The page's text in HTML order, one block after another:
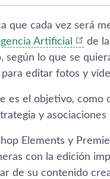
que cada vez será
Artificial
de
según lo que se
editar fotos y
es el objetivo, como
y
Elements y
con la edición
de su contenido